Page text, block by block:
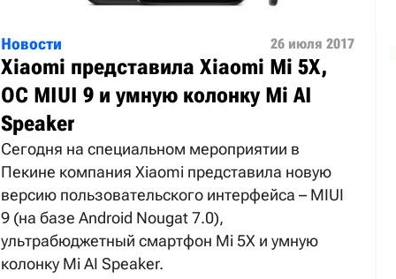
Новости 26 июля 2017
Xiaomi представила Xiaomi Mi 5X,
ОС MIUI 9 и умную колонку Mi AI
Speaker
Сегодня на специальном мероприятии в
Пекине компания Xiaomi представила новую
версию пользовательского интерфейса – MIUI
9 (на базе Android Nougat 7.0),
ультрабюджетный смартфон Mi 5X и умную
колонку Mi AI Speaker.